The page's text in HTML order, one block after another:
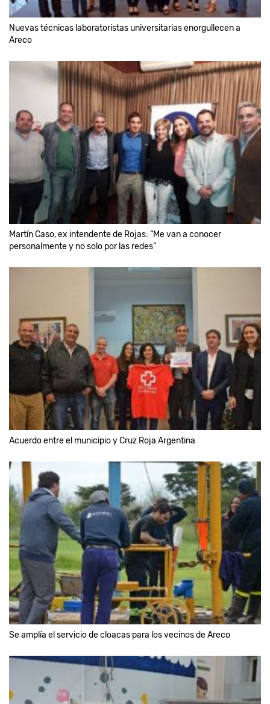
Nuevas técnicas laboratoristas universitarias enorgullecen a
Areco
Martín Caso, ex intendente de Rojas: “Me van a conocer
personalmente y no solo por las redes”
Acuerdo entre el municipio y Cruz Roja Argentina
Se amplía el servicio de cloacas para los vecinos de Areco